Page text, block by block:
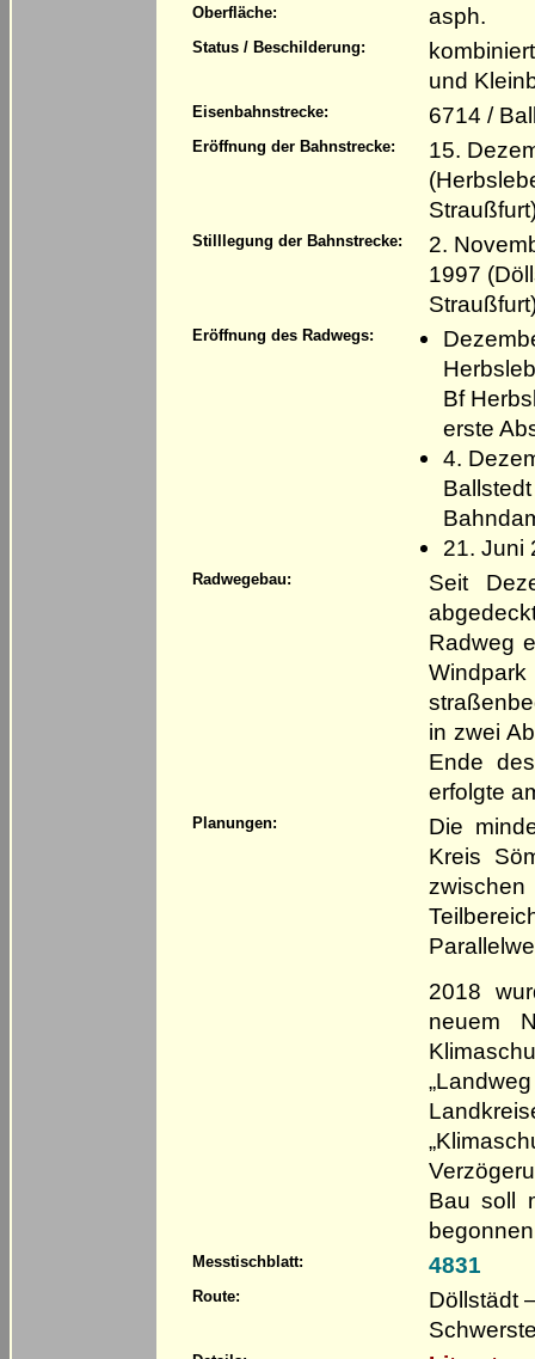
Oberfläche: asph.
Status / Beschilderung:
und
Eisenbahnstrecke: 6714 /
Eröffnung der Bahnstrecke:
15.
Stilllegung der Bahnstrecke:
2.
1997
Eröffnung des Radwegs:
Bf
erste
4.
21. Juni
Radwegebau:
Seit
Radweg
in zwei
Ende
erfolgte
Planungen:
Die
Kreis
2018
neuem
Bau soll
Messtischblatt: 4831
Route:
Döllstädt